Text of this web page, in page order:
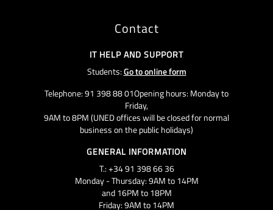
Contact
IT HELP AND SUPPORT
Students:Go to online form
Telephone: 91 398 88 01Opening hours: Monday to
Friday,
9AM to 8PM (UNED offices will be closed for normal
business on the public holidays)
GENERAL INFORMATION
T.: +34 91 398 66 36
Monday - Thursday: 9AM to 14PM
and 16PM to 18PM
Friday: 9AM to 14PM